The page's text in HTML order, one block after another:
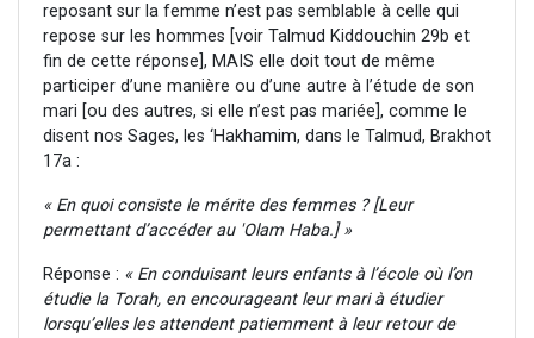
reposant sur la femme n’est pas semblable à celle qui
repose sur les hommes [voir Talmud Kiddouchin 29b et
fin de cette réponse], MAIS elle doit tout de même
participer d’une manière ou d’une autre à l’étude de son
mari [ou des autres, si elle n’est pas mariée], comme le
disent nos Sages, les ‘Hakhamim, dans le Talmud, Brakhot
17a :
« En quoi consiste le mérite des femmes ? [Leur
permettant d’accéder au 'Olam Haba.] »
Réponse : « En conduisant leurs enfants à l’école où l’on
étudie la Torah, en encourageant leur mari à étudier
lorsqu’elles les attendent patiemment à leur retour de